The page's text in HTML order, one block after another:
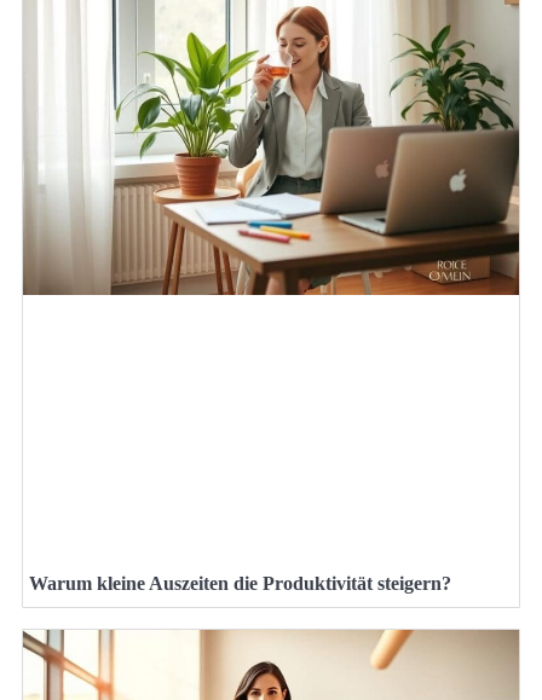
Warum kleine Auszeiten die Produktivität steigern?